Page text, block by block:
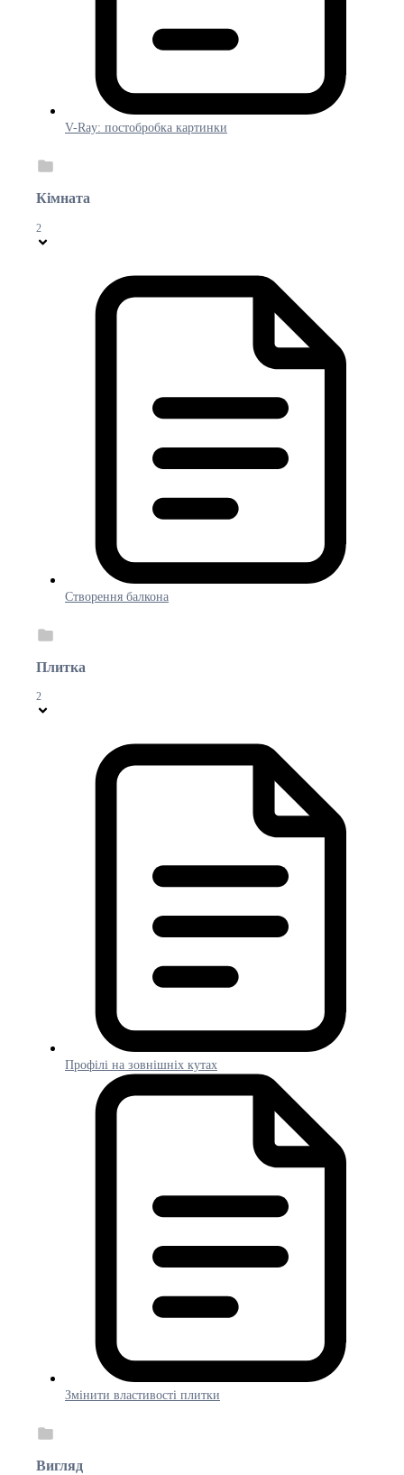
V-Ray: постобробка картинки
Кімната
2
Створення балкона
Плитка
2
Профілі на зовнішніх кутах
Змінити властивості плитки
Вигляд